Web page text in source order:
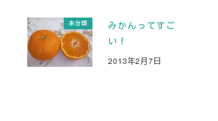
未分類
みかんってすご
い！
投稿日
2013年2月7日